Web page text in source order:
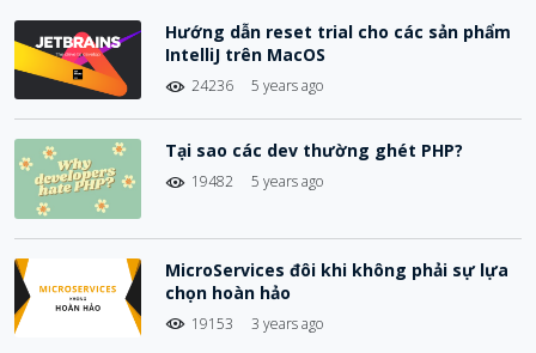
Hướng dẫn reset trial cho các sản phẩm
IntelliJ trên MacOS
24236 5 years ago
Tại sao các dev thường ghét PHP?
19482 5 years ago
MicroServices đôi khi không phải sự lựa
chọn hoàn hảo
19153 3 years ago